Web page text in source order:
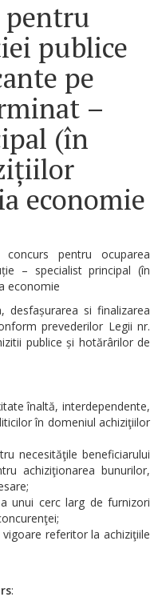
publice
pe
–
(în
economie
pentru ocuparea
– specialist principal (în
economie
desfașurarea si finalizarea
prevederilor Legii nr.
publice și hotărârilor de
înaltă, interdependente,
în domeniul achiziţiilor
necesităţile beneficiarului
achiziţionarea bunurilor,
unui cerc larg de furnizori
referitor la achiziţiile
: